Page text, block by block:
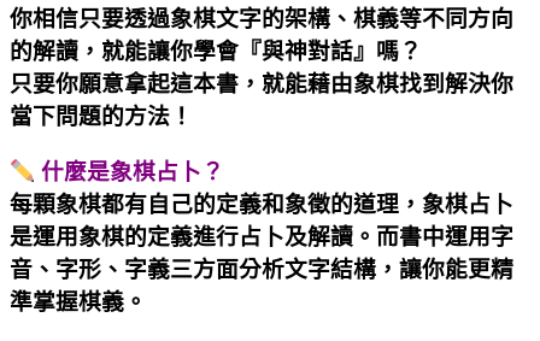
你相信只要透過象棋文字的架構、棋義等不同方向
的解讀，就能讓你學會『與神對話』嗎？
只要你願意拿起這本書，就能藉由象棋找到解決你
當下問題的方法！
什麼是象棋占卜？
每顆象棋都有自己的定義和象徵的道理，象棋占卜
是運用象棋的定義進行占卜及解讀。而書中運用字
音、字形、字義三方面分析文字結構，讓你能更精
準掌握棋義。